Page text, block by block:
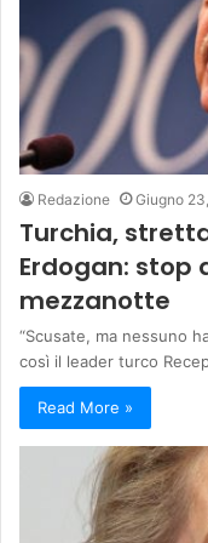
Redazione Giugno
Turchia,
Erdogan: stop
mezzanotte
“Scusate, ma nessuno
così il leader turco
Read More »